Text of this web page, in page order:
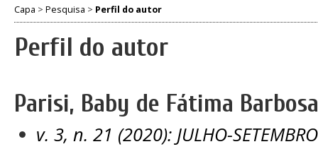
Capa > Pesquisa > Perfil do autor
Perfil do autor
Parisi, Baby de Fátima Barbosa
v. 3, n. 21 (2020): JULHO-SETEMBRO